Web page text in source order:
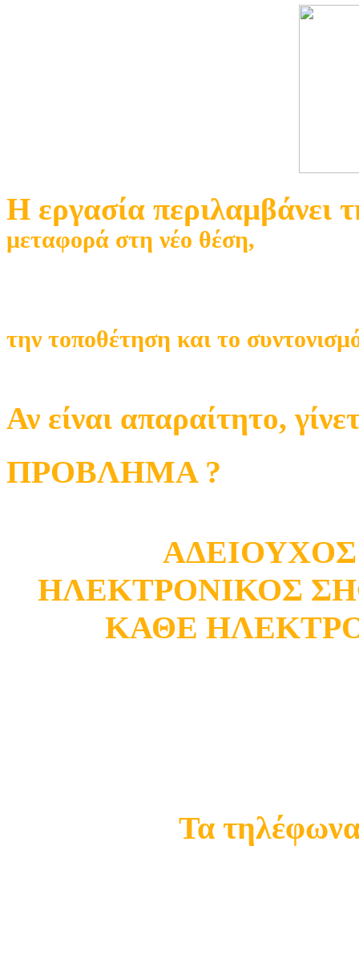
Η εργασία περιλαμβάνει
μεταφορά στη νέο θέση,
την τοποθέτηση και το
Αν είναι απαραίτητο,
ΠΡΟΒΛΗΜΑ ?
ΗΛΕΚΤΡΟΝΙΚΟΣ
ΚΑΘΕ
Τα τηλέφωνα